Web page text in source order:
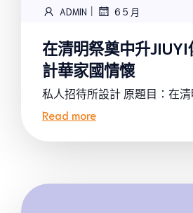
ADMIN | 6 5 月
在清明祭奠中升
計華家國情懷
私人招待所設計 原題目：在清
Read more